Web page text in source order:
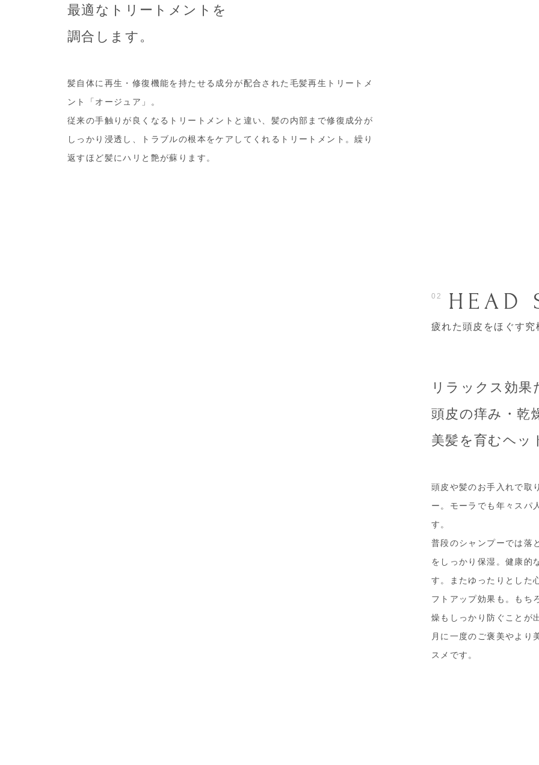
最適なトリートメントを
調合します。
髪自体に再生・修復機能を持たせる成分が配合された毛髪再生トリートメ
ント「オージュア」。
従来の手触りが良くなるトリートメントと違い、髪の内部まで修復成分が
しっかり浸透し、トラブルの根本をケアしてくれるトリートメント。繰り
返すほど髪にハリと艶が蘇ります。
02 HEAD
疲れた頭皮をほぐす
リラックス効
頭皮の痒み・乾
美髪を育むヘッ
頭皮や髪のお手入れで取
ー。モーラでも年々スパ
す。
普段のシャンプーでは落
をしっかり保湿。健康的
す。またゆったりとした
フトアップ効果も。もち
燥もしっかり防ぐことが
月に一度のご褒美やより
スメです。